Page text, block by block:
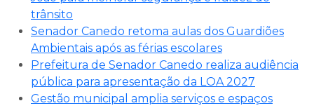
trânsito
Senador Canedo retoma aulas dos Guardiões
Ambientais após as férias escolares
Prefeitura de Senador Canedo realiza audiência
pública para apresentação da LOA 2027
Gestão municipal amplia serviços e espaços